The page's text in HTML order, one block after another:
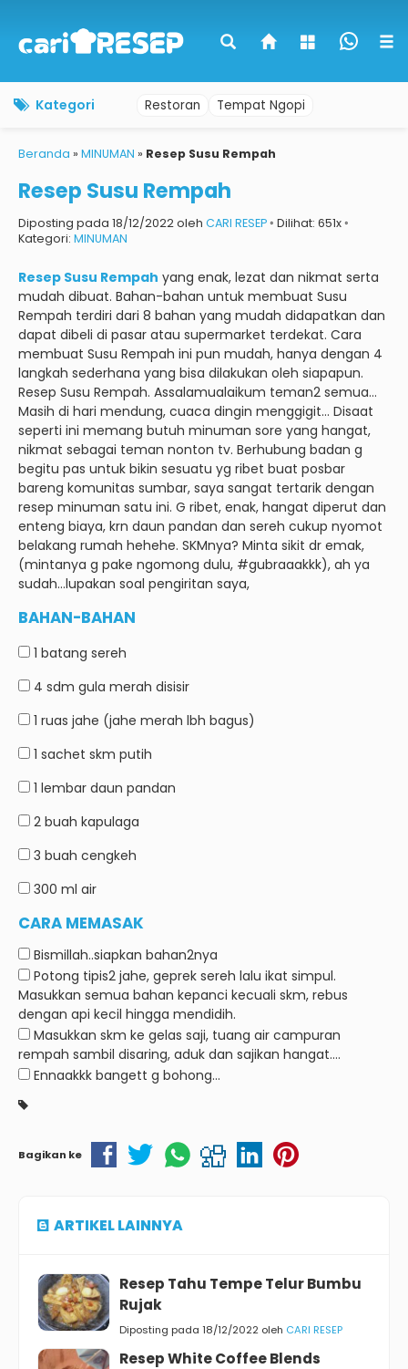
Kategori Restoran Tempat Ngopi
Beranda » MINUMAN » Resep Susu Rempah
Resep Susu Rempah
Diposting pada 18/12/2022 oleh CARI RESEP◦ Dilihat: 651x ◦
Kategori: MINUMAN
Resep Susu Rempah yang enak, lezat dan nikmat serta
mudah dibuat. Bahan-bahan untuk membuat Susu
Rempah terdiri dari 8 bahan yang mudah didapatkan dan
dapat dibeli di pasar atau supermarket terdekat. Cara
membuat Susu Rempah ini pun mudah, hanya dengan 4
langkah sederhana yang bisa dilakukan oleh siapapun.
Resep Susu Rempah. Assalamualaikum teman2 semua…
Masih di hari mendung, cuaca dingin menggigit… Disaat
seperti ini memang butuh minuman sore yang hangat,
nikmat sebagai teman nonton tv. Berhubung badan g
begitu pas untuk bikin sesuatu yg ribet buat posbar
bareng komunitas sumbar, saya sangat tertarik dengan
resep minuman satu ini. G ribet, enak, hangat diperut dan
enteng biaya, krn daun pandan dan sereh cukup nyomot
belakang rumah hehehe. SKMnya? Minta sikit dr emak,
(mintanya g pake ngomong dulu, #gubraaakkk), ah ya
sudah…lupakan soal pengiritan saya,
BAHAN-BAHAN
1 batang sereh
4 sdm gula merah disisir
1 ruas jahe (jahe merah lbh bagus)
1 sachet skm putih
1 lembar daun pandan
2 buah kapulaga
3 buah cengkeh
300 ml air
CARA MEMASAK
Bismillah..siapkan bahan2nya
Potong tipis2 jahe, geprek sereh lalu ikat simpul.
Masukkan semua bahan kepanci kecuali skm, rebus
dengan api kecil hingga mendidih.
Masukkan skm ke gelas saji, tuang air campuran
rempah sambil disaring, aduk dan sajikan hangat….
Ennaakkk bangett g bohong…
Bagikan ke
ARTIKEL LAINNYA
Resep Tahu Tempe Telur Bumbu
Rujak
Diposting pada 18/12/2022 oleh CARI RESEP
Resep White Coffee Blends